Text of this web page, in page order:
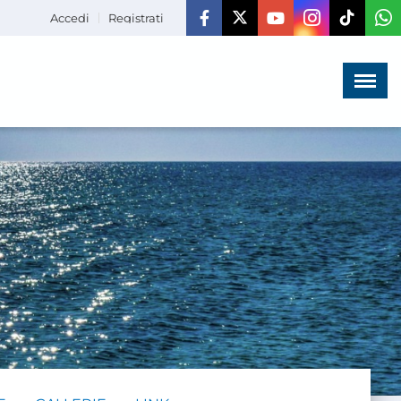
Accedi Registrati
Menù ×
LA VITA
DELL'ASSOCIAZIONE
COMUNICAZIONE,
PROGETTI ED EDITORIA
AMMINISTRAZIONE
TRASPARENTE